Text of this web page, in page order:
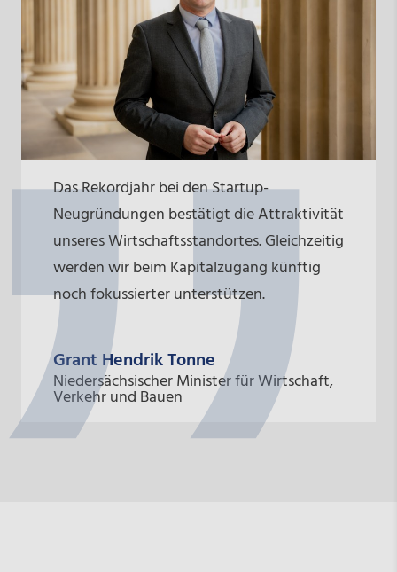
Das Rekordjahr bei den Startup-
Neugründungen bestätigt die Attraktivität
unseres Wirtschaftsstandortes. Gleichzeitig
werden wir beim Kapitalzugang künftig
noch fokussierter unterstützen.
Grant Hendrik Tonne
Niedersächsischer Minister für Wirtschaft,
Verkehr und Bauen